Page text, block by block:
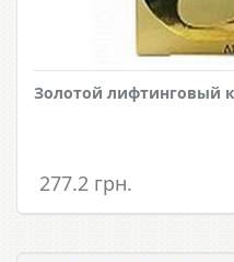
Золотой лифтинговый
277.2 грн.